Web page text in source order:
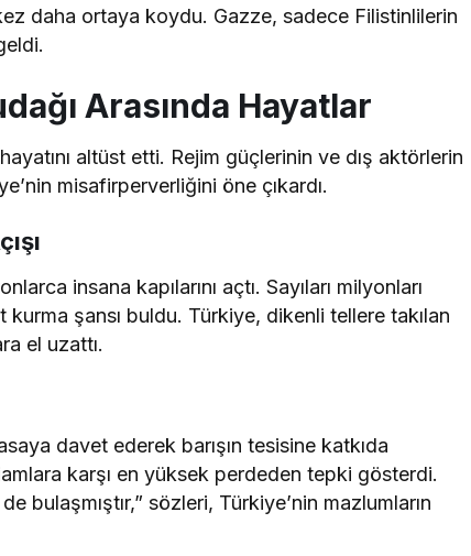
daha ortaya koydu. Gazze, sadece Filistinlilerin
Arasında Hayatlar
altüst etti. Rejim güçlerinin ve dış aktörlerin
misafirperverliğini öne çıkardı.
insana kapılarını açtı. Sayıları milyonları
şansı buldu. Türkiye, dikenli tellere takılan
el uzattı.
davet ederek barışın tesisine katkıda
karşı en yüksek perdeden tepki gösterdi.
bulaşmıştır,” sözleri, Türkiye’nin mazlumların